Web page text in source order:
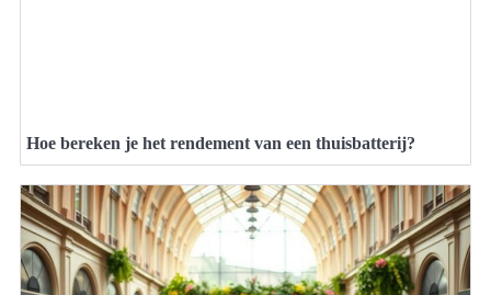
Hoe bereken je het rendement van een thuisbatterij?